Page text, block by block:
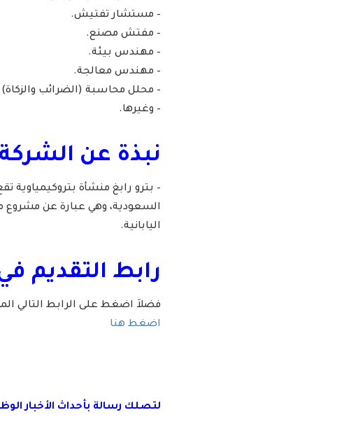
– مستشار تفتيش.
– مفتش مصنع.
– مهندس بيئة.
– مهندس معالجة.
– محلل محاسبة (الضرائب
– وغيرها.
نبذة عن
– بترو رابغ منشأة بتروكيمياوية
السعودية، وهي عبارة عن
اليابانية.
رابط التقديم
فضلاَ اضغط على الرابط التالي
اضغط هنا
لتصلك رسالة بأحداث الأخبار